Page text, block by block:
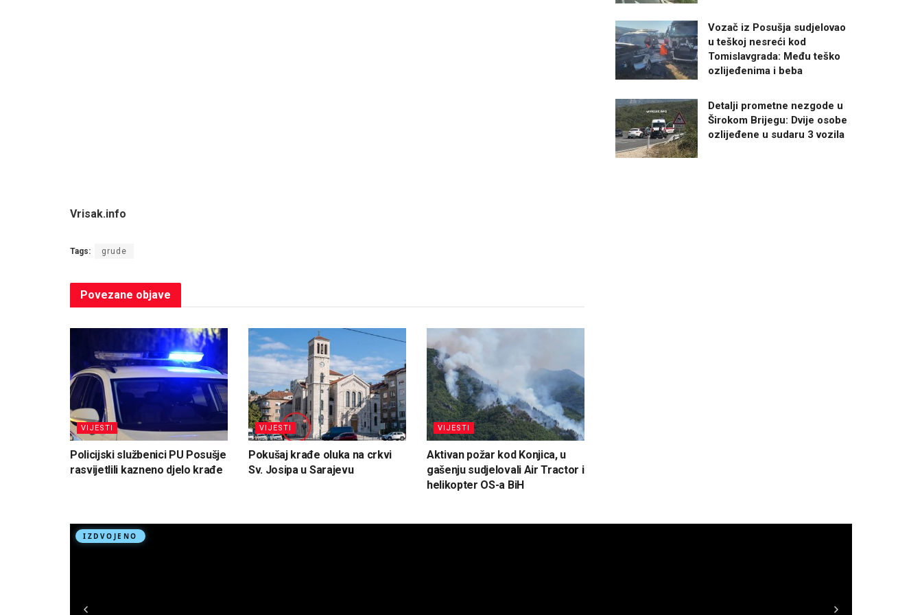
Vrisak.info
Tags: grude
Povezane objave
VIJESTI
Policijski službenici PU Posušje
rasvijetlili kazneno djelo krađe
VIJESTI
Pokušaj krađe oluka na crkvi
Sv. Josipa u Sarajevu
VIJESTI
Aktivan požar kod Konjica, u
gašenju sudjelovali Air Tractor i
helikopter OS-a BiH
Vozač iz Posušja sudjelovao
u teškoj nesreći kod
Tomislavgrada: Među teško
ozlijeđenima i beba
Detalji prometne nezgode u
Širokom Brijegu: Dvije osobe
ozlijeđene u sudaru 3 vozila